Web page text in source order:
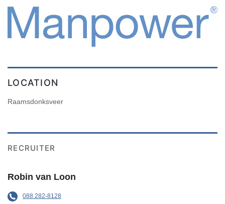
LOCATION
Raamsdonksveer
RECRUITER
Robin van Loon
088 282-8128